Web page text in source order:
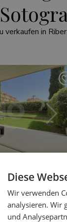
verkaufen in
TS-02961P
mit
zwei
Diese
Wir verwenden
analysieren. Wir
und